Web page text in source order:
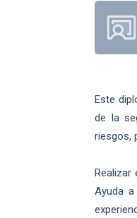
Este
de la
riesgos,
Realizar
Ayuda